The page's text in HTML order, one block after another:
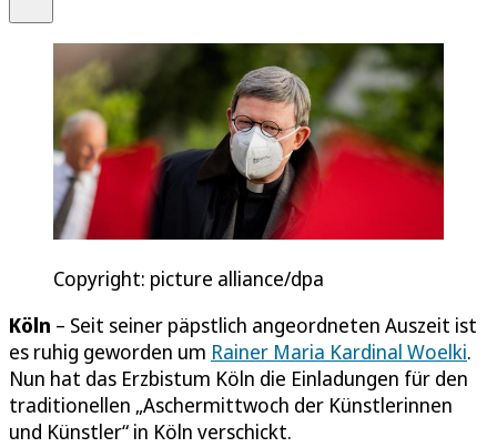
Copyright: picture alliance/dpa
Köln – Seit seiner päpstlich angeordneten Auszeit ist
es ruhig geworden um Rainer Maria Kardinal Woelki.
Nun hat das Erzbistum Köln die Einladungen für den
traditionellen „Aschermittwoch der Künstlerinnen
und Künstler“ in Köln verschickt.